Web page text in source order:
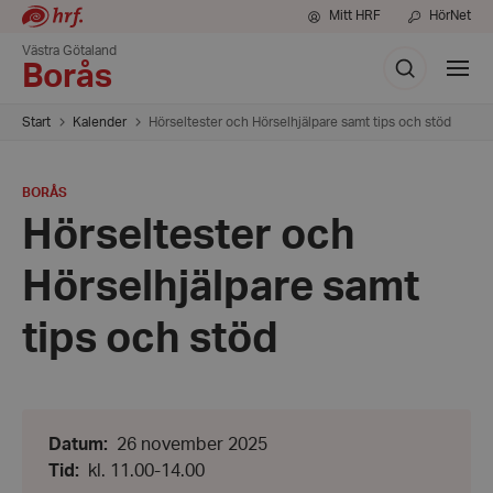
Mitt HRF HörNet
Västra Götaland
Borås
Sök
Visa
meny
Start Kalender Hörseltester och Hörselhjälpare samt tips och stöd
PLATS:
BORÅS
Hörseltester och
Hörselhjälpare samt
tips och stöd
Datum:
Datum:
26
november
26 november 2025
Tid :
Från:
kl. 11.00-14.00